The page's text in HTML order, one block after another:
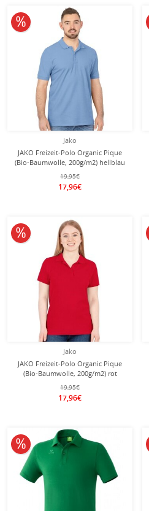
Jako
JAKO Freizeit-Polo Organic Pique
(Bio-Baumwolle, 200g/m2) hellblau
Herren
19,95€
17,96€
10% reduziert
Jako
JAKO Freizeit-Polo Organic Pique
(Bio-Baumwolle, 200g/m2) rot
Damen
19,95€
17,96€
10% reduziert
10% reduziert